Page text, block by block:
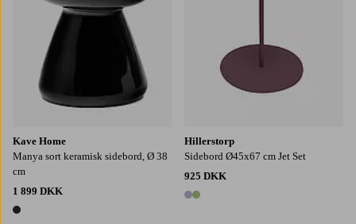
Kave Home
Manya sort keramisk sidebord, Ø 38
cm
1 899 DKK
1 farve
Hillerstorp
Sidebord Ø45x67 cm Jet Set
925 DKK
2 farver